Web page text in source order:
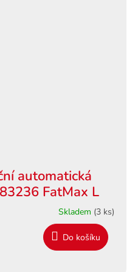
automatická
FatMax L
Skladem (3 ks)
Do košíku